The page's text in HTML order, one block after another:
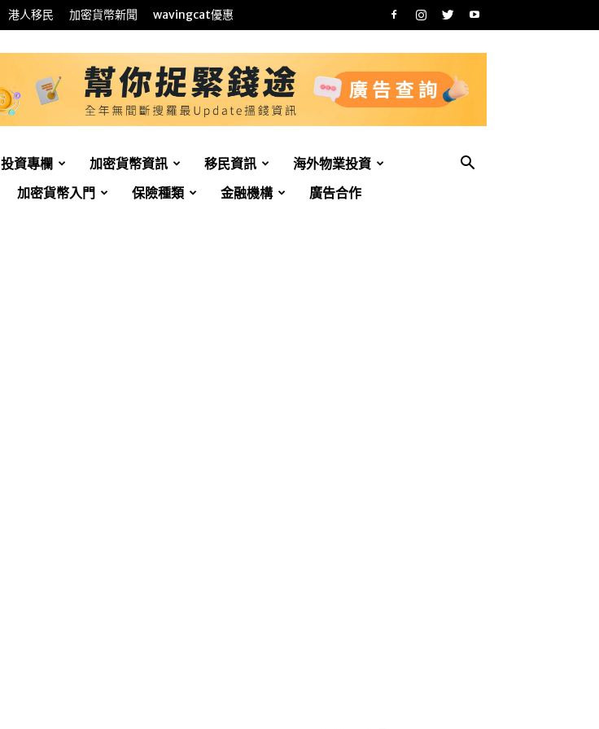
港人移民 加密貨幣新聞 wavingcat優惠
投資專欄 加密貨幣資訊 移民資訊
海外物業投資
加密貨幣入門 保險種類 金融機構 廣告合作